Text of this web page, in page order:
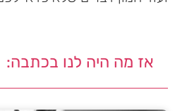
אז מה היה לנו בכתבה: